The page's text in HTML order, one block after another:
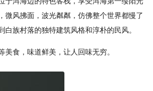
微风拂面，波光粼粼，仿佛整个世界都慢了
族村落的独特建筑风格和淳朴的民风。
食，味道鲜美，让人回味无穷。